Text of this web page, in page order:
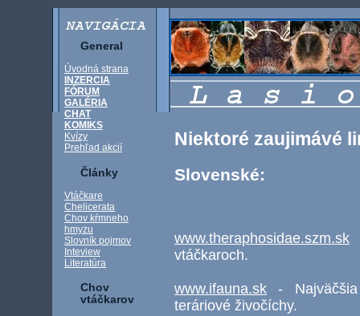
General
Úvodná strana
INZERCIA
FÓRUM
GALÉRIA
CHAT
KOMIKS
Kvízy
Prehľad akcií
Články
Vtáčkare
Chelicerata
Chov kŕmneho
hmyzu
Slovník pojmov
Inteview
Literatúra
Chov
vtáčkarov
Niektoré zaujimávé
Slovenské:
www.theraphosidae.szm.sk
vtáčkaroch.
www.ifauna.sk -
teráriové živočíchy.